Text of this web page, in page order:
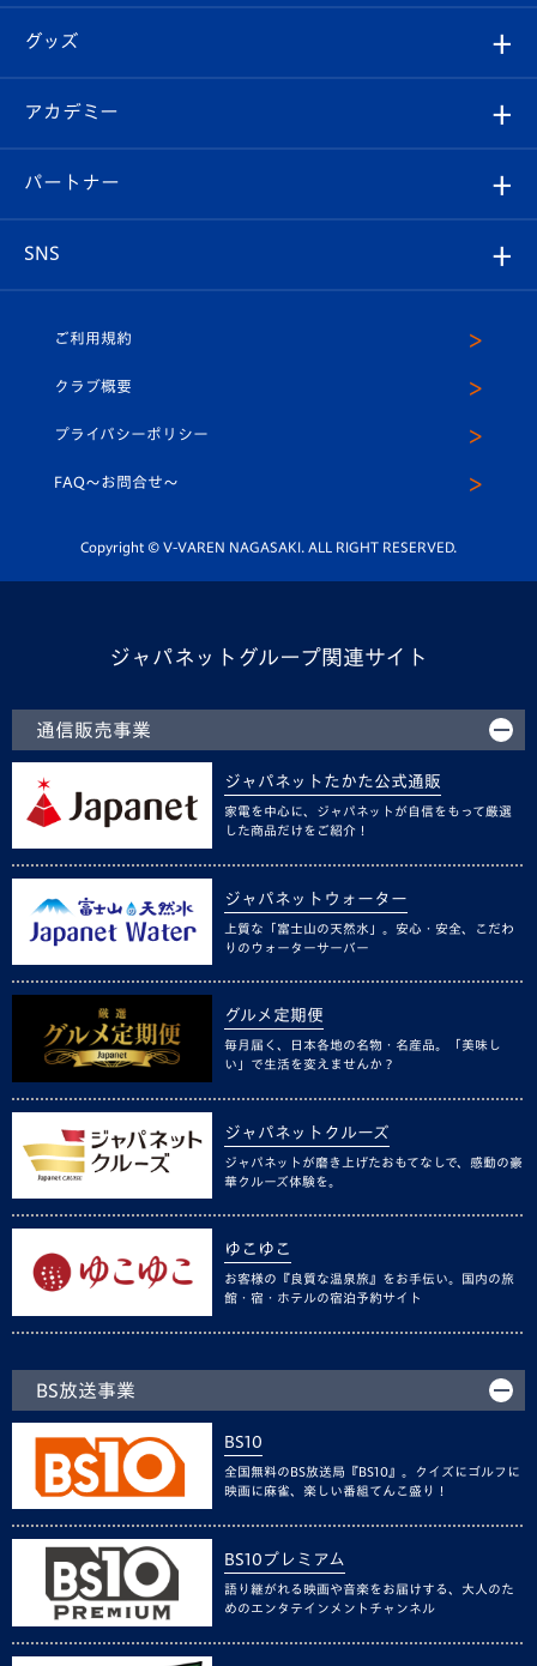
チケット
イベント
メディア
ホームタウン
スタッフプロフィール
マスコット紹介
平和祈念活動
ホームタウン活動
はじめての観戦ガイド
Revive Team
ヴィヴィくんの長崎おもてなしガイド
フォトギャラリー
スタジアムグルメ
チケット
V-LOVERS（ファンクラブ）
プレイヤーズスイート
グッズ
オンラインショップ
店舗情報
アカデミー
育成からのお知らせ
U-18
スクール
パートナー
SNS
ヴィヴィくんインスタグラム
公式LINE＠
ご利用規約
クラブ概要
プライバシーポリシー
FAQ〜お問合せ〜
Copyright © V-VAREN NAGASAKI. ALL RIGHT RESERVED.
ジャパネットグループ関連サイト
通信販売事業
ジャパネットたかた公式通販
家電を中心に、ジャパネットが自信をもって厳選
した商品だけをご紹介！
ジャパネットウォーター
上質な「富士山の天然水」。安心・安全、こだわ
りのウォーターサーバー
グルメ定期便
毎月届く、日本各地の名物・名産品。「美味し
い」で生活を変えませんか？
ジャパネットクルーズ
ジャパネットが磨き上げたおもてなしで、感動の豪
華クルーズ体験を。
ゆこゆこ
お客様の『良質な温泉旅』をお手伝い。国内の旅
館・宿・ホテルの宿泊予約サイト
BS放送事業
BS10
全国無料のBS放送局『BS10』。クイズにゴルフに
映画に麻雀、楽しい番組てんこ盛り！
BS10プレミアム
語り継がれる映画や音楽をお届けする、大人のた
めのエンタテインメントチャンネル